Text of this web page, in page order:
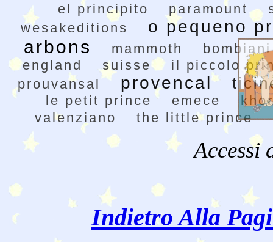
el principito paramount
wesakeditions
o pequeno
arbons mammoth
bombiani
england
suisse
il piccolo
prouvansal
provencal
le petit prince emece
valenziano
the little prince
Accessi
Indietro Alla